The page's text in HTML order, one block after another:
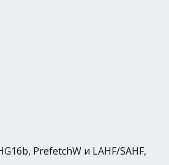
PrefetchW и LAHF/SAHF,